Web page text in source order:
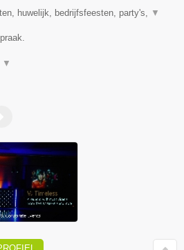
huwelijk, bedrijfsfeesten, party's, ▼
▼